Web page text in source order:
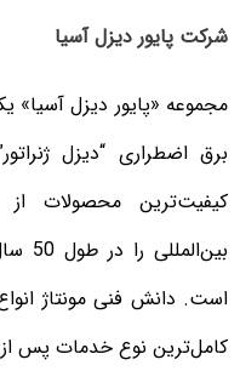
شرکت پایور دیزل آسیا
مجموعه «پایور دیزل آسیا»
برق اضطراری “دیزل
کیفیت‌ترین محصولات از
است. دانش فنی مونتاژ انواع
کامل‌ترین نوع خدمات پس از